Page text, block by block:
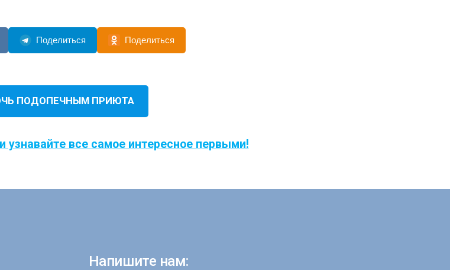
Поделиться Поделиться
ПОДОПЕЧНЫМ ПРИЮТА
узнавайте все самое интересное первыми!
Напишите нам: